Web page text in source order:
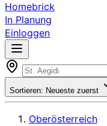
Homebrick
In Planung
Einloggen
Sortieren: Neueste zuerst
Oberösterreich